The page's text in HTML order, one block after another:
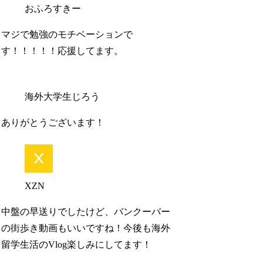
おふろすきー
マジで勉強のモチベーションで
す！！！！！応援してます。
海外大学生じろう
ありがとうございます！
XZN
中盤の早送りでしたけど、バンクーバー
の街歩き動画もいいですね！今後も海外
留学生活のVlog楽しみにしてます！